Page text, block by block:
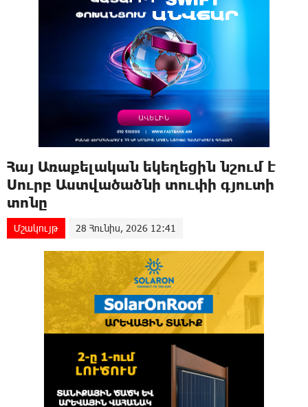
Հայ Առաքելական եկեղեցին նշում է
Սուրբ Աստվածածնի տուփի գյուտի
տոնը
Մշակույթ 28 Հունիս, 2026 12:41